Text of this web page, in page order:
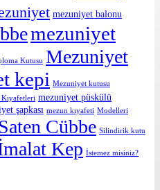
mezuniyet balonu
mezuniyet
Kutusu Mezuniyet
kepi Mezuniyet kutusu
mezuniyet püskülü
şapkası mezun kıyafeti Modelleri
Cübbe Silindirik kutu
Kep İstemez misiniz?